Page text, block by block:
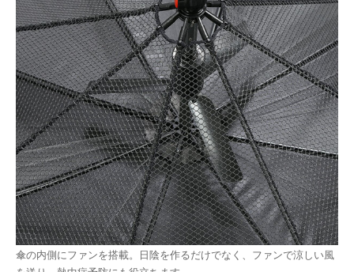
傘の内側にファンを搭載。日陰を作るだけでなく、ファンで涼しい風